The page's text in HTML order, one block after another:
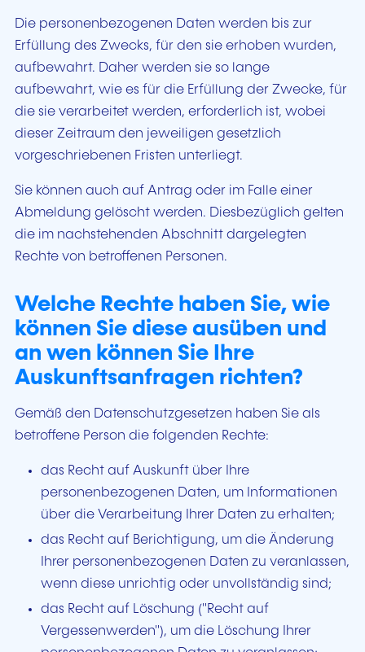
Die personenbezogenen Daten werden bis zur
Erfüllung des Zwecks, für den sie erhoben wurden,
aufbewahrt. Daher werden sie so lange
aufbewahrt, wie es für die Erfüllung der Zwecke, für
die sie verarbeitet werden, erforderlich ist, wobei
dieser Zeitraum den jeweiligen gesetzlich
vorgeschriebenen Fristen unterliegt.
Sie können auch auf Antrag oder im Falle einer
Abmeldung gelöscht werden. Diesbezüglich gelten
die im nachstehenden Abschnitt dargelegten
Rechte von betroffenen Personen.
Welche Rechte haben Sie, wie
können Sie diese ausüben und
an wen können Sie Ihre
Auskunftsanfragen richten?
Gemäß den Datenschutzgesetzen haben Sie als
betroffene Person die folgenden Rechte:
das Recht auf Auskunft über Ihre
personenbezogenen Daten, um Informationen
über die Verarbeitung Ihrer Daten zu erhalten;
das Recht auf Berichtigung, um die Änderung
Ihrer personenbezogenen Daten zu veranlassen,
wenn diese unrichtig oder unvollständig sind;
das Recht auf Löschung ("Recht auf
Vergessenwerden"), um die Löschung Ihrer